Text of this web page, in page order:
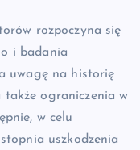
rozpoczyna się
i badania
uwagę na historię
ograniczenia w
w celu
uszkodzenia